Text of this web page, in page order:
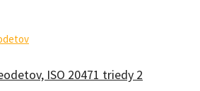
ISO 20471 triedy 2